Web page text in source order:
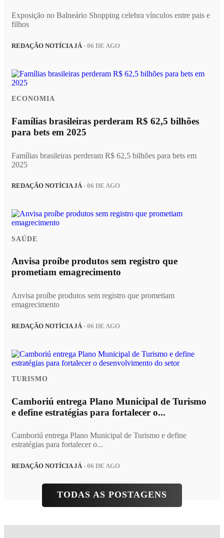
Exposição no Balneário Shopping celebra vínculos entre pais e
filhos
REDAÇÃO NOTÍCIA JÁ- 06 DE AGO
ECONOMIA
Famílias brasileiras perderam R$ 62,5 bilhões
para bets em 2025
Famílias brasileiras perderam R$ 62,5 bilhões para bets em
2025
REDAÇÃO NOTÍCIA JÁ- 06 DE AGO
SAÚDE
Anvisa proíbe produtos sem registro que
prometiam emagrecimento
Anvisa proíbe produtos sem registro que prometiam
emagrecimento
REDAÇÃO NOTÍCIA JÁ - 06 DE AGO
TURISMO
Camboriú entrega Plano Municipal de Turismo
e define estratégias para fortalecer o...
Camboriú entrega Plano Municipal de Turismo e define
estratégias para fortalecer o...
REDAÇÃO NOTÍCIA JÁ- 06 DE AGO
TODAS AS POSTAGENS